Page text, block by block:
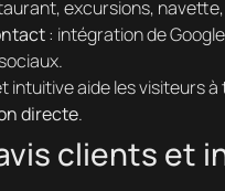
excursions,
: intégration de
intuitive aide les visiteurs
directe.
clients et